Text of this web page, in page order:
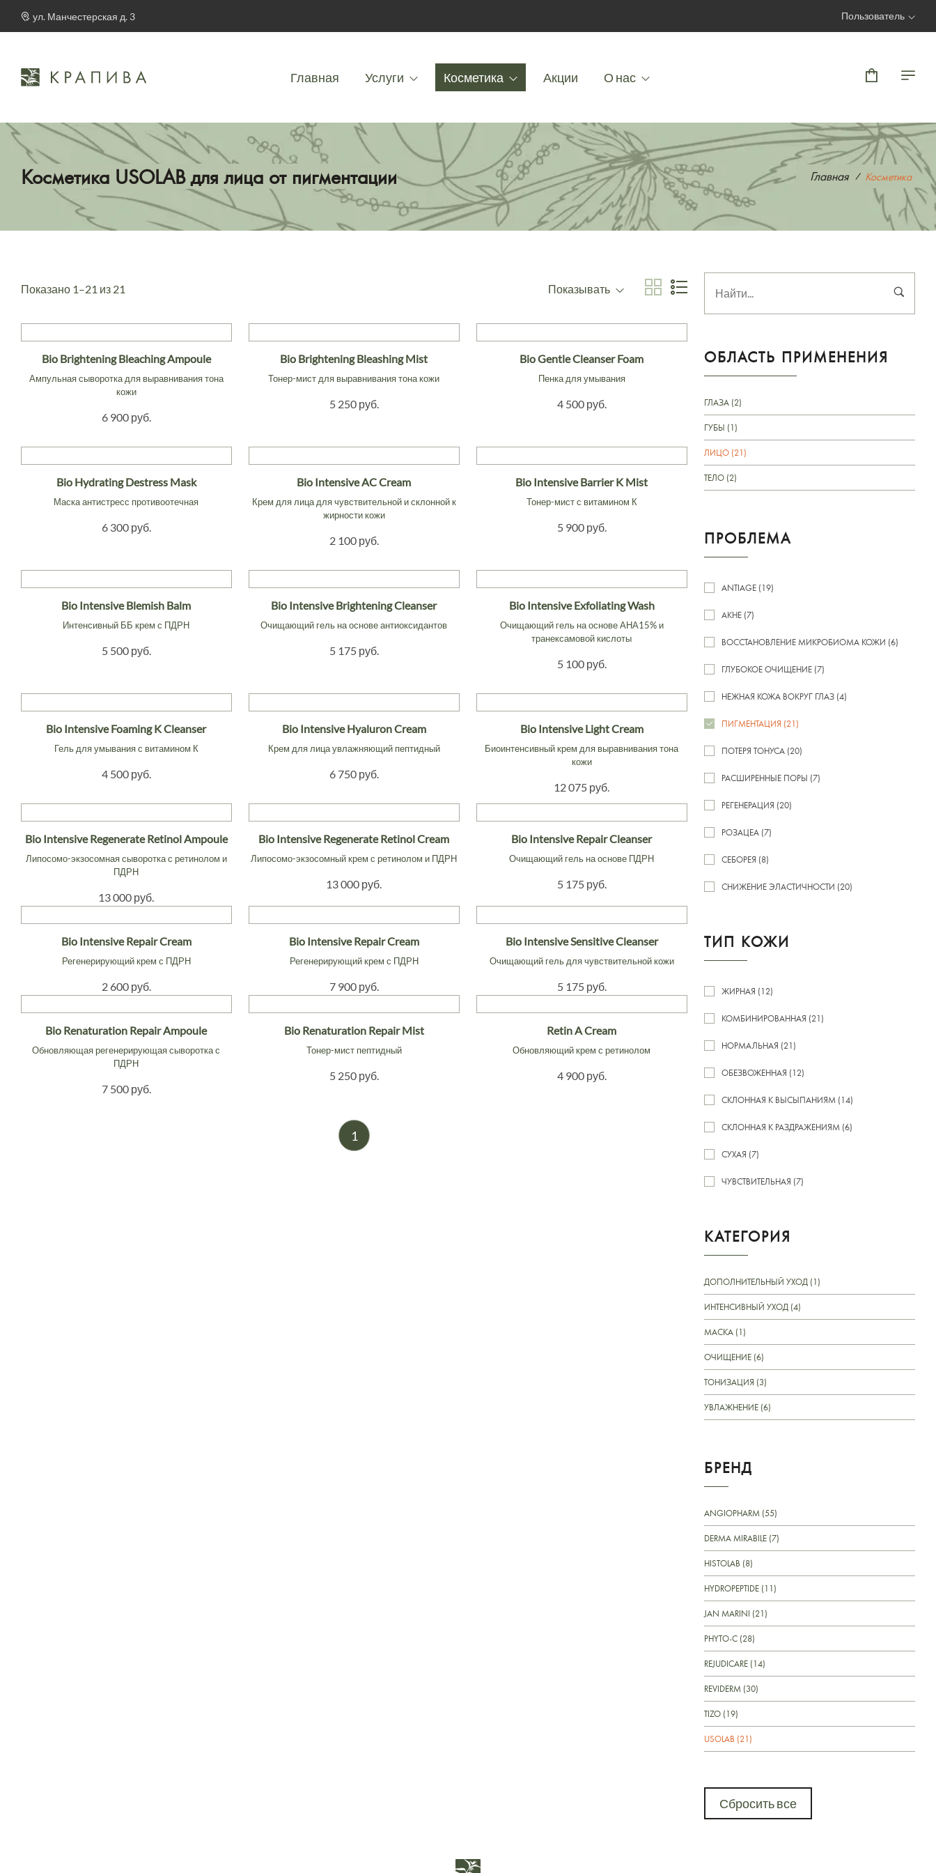
ул. Манчестерская д. 3 Пользователь
Главная Услуги Косметика Акции О нас
Косметика USOLAB для лица от пигментации Главная Косметика
Показано 1–21 из 21 Показывать
Bio Brightening Bleaching Ampoule
Ампульная сыворотка для выравнивания тона
кожи
6 900 руб.
Bio Brightening Bleashing Mist
Тонер-мист для выравнивания тона кожи
5 250 руб.
Bio Gentle Cleanser Foam
Пенка для умывания
4 500 руб.
Bio Hydrating Destress Mask
Маска антистресс противоотечная
6 300 руб.
Bio Intensive AC Cream
Крем для лица для чувствительной и склонной к
жирности кожи
2 100 руб.
Bio Intensive Barrier K Mist
Тонер-мист с витамином К
5 900 руб.
Bio Intensive Blemish Balm
Интенсивный ББ крем с ПДРН
5 500 руб.
Bio Intensive Brightening Cleanser
Очищающий гель на основе антиоксидантов
5 175 руб.
Bio Intensive Exfoliating Wash
Очищающий гель на основе АНА15% и
транексамовой кислоты
5 100 руб.
Bio Intensive Foaming K Cleanser
Гель для умывания с витамином К
4 500 руб.
Bio Intensive Hyaluron Cream
Крем для лица увлажняющий пептидный
6 750 руб.
Bio Intensive Light Cream
Биоинтенсивный крем для выравнивания тона
кожи
12 075 руб.
Bio Intensive Regenerate Retinol Ampoule
Липосомо-экзосомная сыворотка с ретинолом и
ПДРН
13 000 руб.
Bio Intensive Regenerate Retinol Cream
Липосомо-экзосомный крем с ретинолом и ПДРН
13 000 руб.
Bio Intensive Repair Cleanser
Очищающий гель на основе ПДРН
5 175 руб.
Bio Intensive Repair Cream
Регенерирующий крем с ПДРН
2 600 руб.
Bio Intensive Repair Cream
Регенерирующий крем с ПДРН
7 900 руб.
Bio Intensive Sensitive Cleanser
Очищающий гель для чувствительной кожи
5 175 руб.
Bio Renaturation Repair Ampoule
Обновляющая регенерирующая сыворотка с
ПДРН
7 500 руб.
Bio Renaturation Repair Mist
Тонер-мист пептидный
5 250 руб.
Retin A Cream
Обновляющий крем с ретинолом
4 900 руб.
1
ОБЛАСТЬ ПРИМЕНЕНИЯ
ГЛАЗА (2)
ГУБЫ (1)
ЛИЦО (21)
ТЕЛО (2)
ПРОБЛЕМА
ANTIAGE (19)
АКНЕ (7)
ВОССТАНОВЛЕНИЕ МИКРОБИОМА КОЖИ (6)
ГЛУБОКОЕ ОЧИЩЕНИЕ (7)
НЕЖНАЯ КОЖА ВОКРУГ ГЛАЗ (4)
ПИГМЕНТАЦИЯ (21)
ПОТЕРЯ ТОНУСА (20)
РАСШИРЕННЫЕ ПОРЫ (7)
РЕГЕНЕРАЦИЯ (20)
РОЗАЦЕА (7)
СЕБОРЕЯ (8)
СНИЖЕНИЕ ЭЛАСТИЧНОСТИ (20)
ТИП КОЖИ
ЖИРНАЯ (12)
КОМБИНИРОВАННАЯ (21)
НОРМАЛЬНАЯ (21)
ОБЕЗВОЖЕННАЯ (12)
СКЛОННАЯ К ВЫСЫПАНИЯМ (14)
СКЛОННАЯ К РАЗДРАЖЕНИЯМ (6)
СУХАЯ (7)
ЧУВСТВИТЕЛЬНАЯ (7)
КАТЕГОРИЯ
ДОПОЛНИТЕЛЬНЫЙ УХОД (1)
ИНТЕНСИВНЫЙ УХОД (4)
МАСКА (1)
ОЧИЩЕНИЕ (6)
ТОНИЗАЦИЯ (3)
УВЛАЖНЕНИЕ (6)
БРЕНД
ANGIOPHARM (55)
DERMA MIRABILE (7)
HISTOLAB (8)
HYDROPEPTIDE (11)
JAN MARINI (21)
PHYTO-C (28)
REJUDICARE (14)
REVIDERM (30)
TIZO (19)
USOLAB (21)
Сбросить все